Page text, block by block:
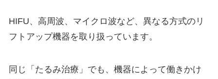
HIFU、高周波、マイクロ波など、異なる方式のリ
フトアップ機器を取り扱っています。
同じ「たるみ治療」でも、機器によって働きかけ